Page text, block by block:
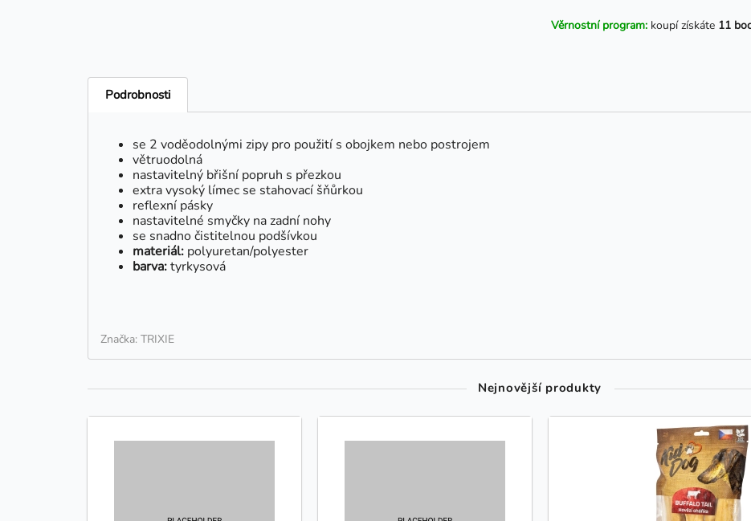
Věrnostní program: koupí získáte 11
Podrobnosti
se 2 voděodolnými zipy pro použití s obojkem nebo postrojem
větruodolná
nastavitelný břišní popruh s přezkou
extra vysoký límec se stahovací šňůrkou
reflexní pásky
nastavitelné smyčky na zadní nohy
se snadno čistitelnou podšívkou
materiál:polyuretan/polyester
barva: tyrkysová
Značka: TRIXIE
Nejnovější produkty